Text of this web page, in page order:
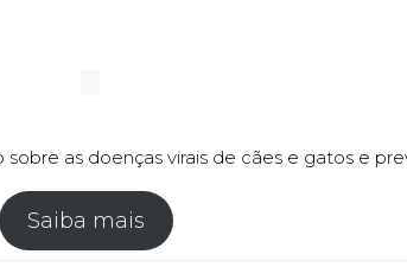
as doenças virais de cães e gatos e
Saiba mais